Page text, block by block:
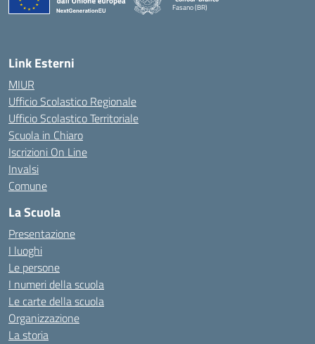
Fasano (BR)
Link Esterni
MIUR
Ufficio Scolastico Regionale
Ufficio Scolastico Territoriale
Scuola in Chiaro
Iscrizioni On Line
Invalsi
Comune
La Scuola
Presentazione
I luoghi
Le persone
I numeri della scuola
Le carte della scuola
Organizzazione
La storia